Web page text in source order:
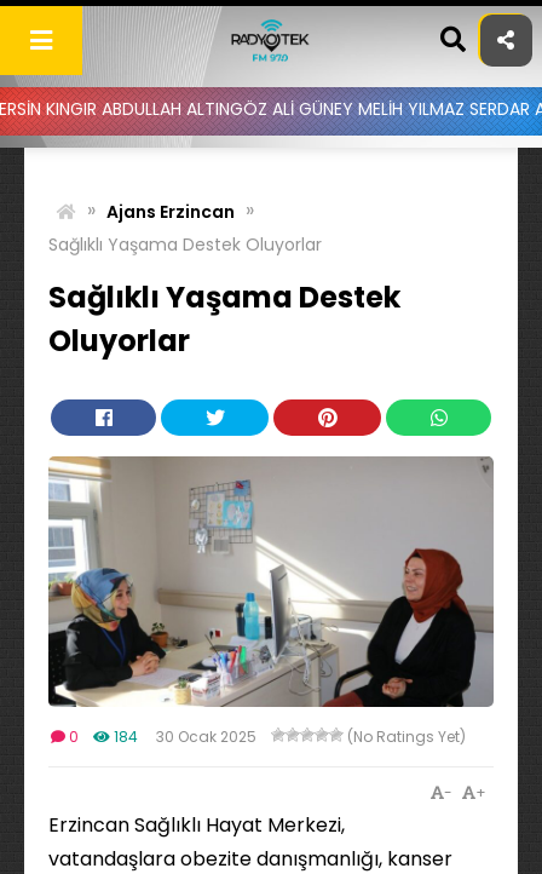
Skip
content
ALTINGÖZ ALİ GÜNEY MELİH YILMAZ SERDAR AYDIN
» Ajans Erzincan »
Sağlıklı Yaşama Destek Oluyorlar
Sağlıklı Yaşama Destek
Oluyorlar
0 184 30 Ocak 2025 (No Ratings Yet)
+
-
Erzincan Sağlıklı Hayat Merkezi,
vatandaşlara obezite danışmanlığı, kanser